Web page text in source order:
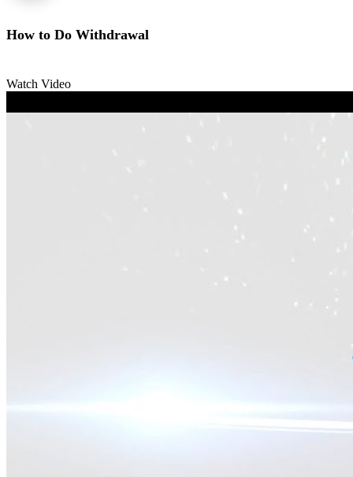
How to Do Withdrawal
Watch Video